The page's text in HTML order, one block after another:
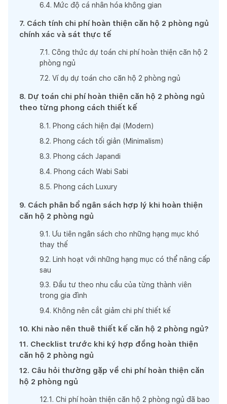
6.4. Mức độ cá nhân hóa không gian
7. Cách tính chi phí hoàn thiện căn hộ 2 phòng ngủ
chính xác và sát thực tế
7.1 . Công thức dự toán chi phí hoàn thiện căn hộ 2
phòng ngủ
7.2. Ví dụ dự toán cho căn hộ 2 phòng ngủ
8. Dự toán chi phí hoàn thiện căn hộ 2 phòng ngủ
theo từng phong cách thiết kế
8.1 . Phong cách hiện đại (Modern)
8.2. Phong cách tối giản (Minimalism)
8.3. Phong cách Japandi
8.4. Phong cách Wabi Sabi
8.5. Phong cách Luxury
9. Cách phân bổ ngân sách hợp lý khi hoàn thiện
căn hộ 2 phòng ngủ
9.1 . Ưu tiên ngân sách cho những hạng mục khó
thay thế
9.2. Linh hoạt với những hạng mục có thể nâng cấp
sau
9.3. Đầu tư theo nhu cầu của từng thành viên
trong gia đình
9.4. Không nên cắt giảm chi phí thiết kế
10. Khi nào nên thuê thiết kế căn hộ 2 phòng ngủ?
11. Checklist trước khi ký hợp đồng hoàn thiện
căn hộ 2 phòng ngủ
12. Câu hỏi thường gặp về chi phí hoàn thiện căn
hộ 2 phòng ngủ
12.1 . Chi phí hoàn thiện căn hộ 2 phòng ngủ đã bao